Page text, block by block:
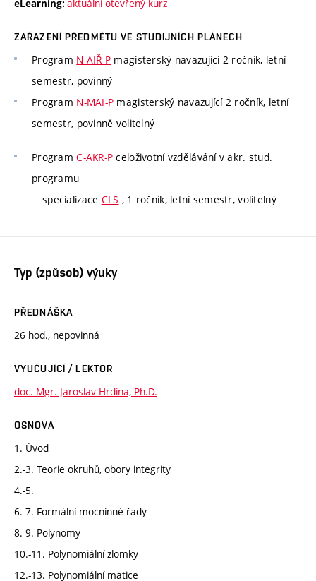
eLearning: aktuální otevřený kurz
ZAŘAZENÍ PŘEDMĚTU VE STUDIJNÍCH PLÁNECH
Program N-AIŘ-P magisterský navazující 2 ročník, letní
semestr, povinný
Program N-MAI-P magisterský navazující 2 ročník, letní
semestr, povinně volitelný
ProgramC-AKR-P celoživotní vzdělávání v akr. stud.
programu
specializace CLS , 1 ročník, letní semestr, volitelný
Typ (způsob) výuky
PŘEDNÁŠKA
26 hod., nepovinná
VYUČUJÍCÍ / LEKTOR
doc. Mgr. Jaroslav Hrdina, Ph.D.
OSNOVA
1. Úvod
2.-3. Teorie okruhů, obory integrity
4.-5.
6.-7. Formální mocninné řady
8.-9. Polynomy
10.-11. Polynomiální zlomky
12.-13. Polynomiální matice